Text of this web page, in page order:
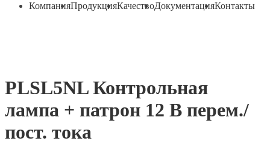
КомпанияПродукцияКачествоДокументацияКонтакты
PLSL5NL Контрольная
лампа + патрон 12 В перем./
пост. тока